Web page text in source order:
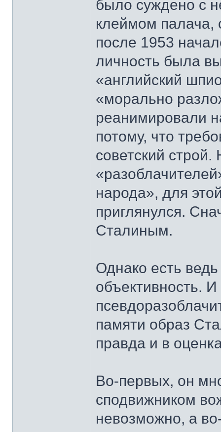
было суждено с
клеймом палача,
после 1953
личность была
«английский
«морально
реанимировали
потому, что
советский
народа», для
приглянулся.
Сталиным.
Однако есть
объективность.
памяти образ
правда и в
Во-первых, он
сподвижником
невозможно, а